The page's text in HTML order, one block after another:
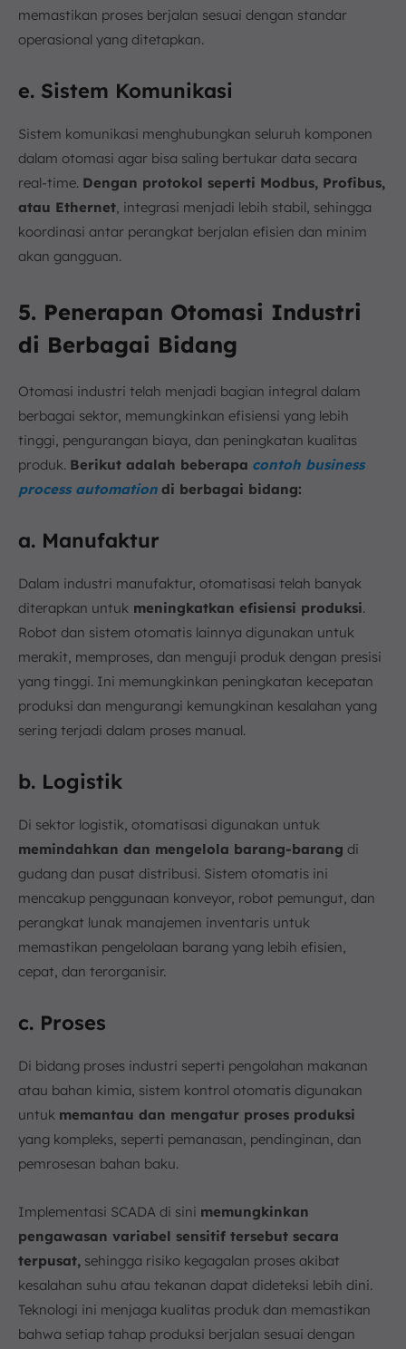
memastikan proses berjalan sesuai dengan standar
operasional yang ditetapkan.
e. Sistem Komunikasi
Sistem komunikasi menghubungkan seluruh komponen
dalam otomasi agar bisa saling bertukar data secara
real-time. Dengan protokol seperti Modbus, Profibus,
atau Ethernet, integrasi menjadi lebih stabil, sehingga
koordinasi antar perangkat berjalan efisien dan minim
akan gangguan.
5. Penerapan Otomasi Industri
di Berbagai Bidang
Otomasi industri telah menjadi bagian integral dalam
berbagai sektor, memungkinkan efisiensi yang lebih
tinggi, pengurangan biaya, dan peningkatan kualitas
produk. Berikut adalah beberapa contoh business
process automation di berbagai bidang:
a. Manufaktur
Dalam industri manufaktur, otomatisasi telah banyak
diterapkan untuk meningkatkan efisiensi produksi.
Robot dan sistem otomatis lainnya digunakan untuk
merakit, memproses, dan menguji produk dengan presisi
yang tinggi. Ini memungkinkan peningkatan kecepatan
produksi dan mengurangi kemungkinan kesalahan yang
sering terjadi dalam proses manual.
b. Logistik
Di sektor logistik, otomatisasi digunakan untuk
memindahkan dan mengelola barang-barang di
gudang dan pusat distribusi. Sistem otomatis ini
mencakup penggunaan konveyor, robot pemungut, dan
perangkat lunak manajemen inventaris untuk
memastikan pengelolaan barang yang lebih efisien,
cepat, dan terorganisir.
c. Proses
Di bidang proses industri seperti pengolahan makanan
atau bahan kimia, sistem kontrol otomatis digunakan
untuk memantau dan mengatur proses produksi
yang kompleks, seperti pemanasan, pendinginan, dan
pemrosesan bahan baku.
Implementasi SCADA di sini memungkinkan
pengawasan variabel sensitif tersebut secara
terpusat, sehingga risiko kegagalan proses akibat
kesalahan suhu atau tekanan dapat dideteksi lebih dini.
Teknologi ini menjaga kualitas produk dan memastikan
bahwa setiap tahap produksi berjalan sesuai dengan